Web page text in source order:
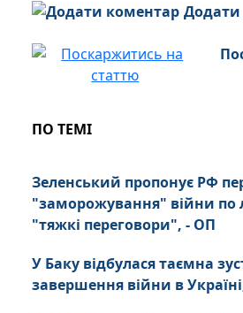
ПО ТЕМІ
Зеленський пропонує РФ
"заморожування" війни по
"тяжкі переговори", - ОП
У Баку відбулася таємна
завершення війни в